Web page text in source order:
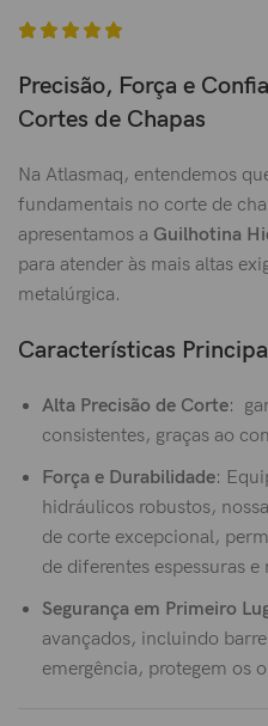
Precisão, Força e
Cortes de Chapas
Na Atlasmaq, entendemos
fundamentais no corte de
apresentamos a Guilhotina
para atender às mais altas
metalúrgica.
Características
Alta Precisão de Corte:
consistentes, graças ao
Força e Durabilidade:
hidráulicos robustos,
de corte excepcional,
de diferentes espessuras e
Segurança em Primeiro
avançados, incluindo
emergência, protegem os